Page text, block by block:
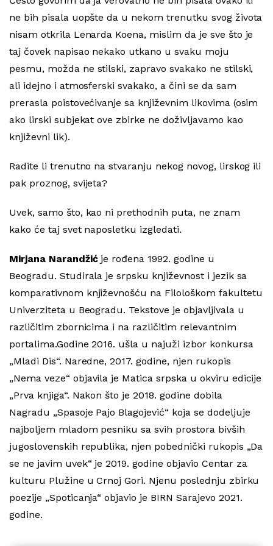
ne bih pisala uopšte da u nekom trenutku svog života
nisam otkrila Lenarda Koena, mislim da je sve što je
taj čovek napisao nekako utkano u svaku moju
pesmu, možda ne stilski, zapravo svakako ne stilski,
ali idejno i atmosferski svakako, a čini se da sam
prerasla poistovećivanje sa književnim likovima (osim
ako lirski subjekat ove zbirke ne doživljavamo kao
književni lik).
Radite li trenutno na stvaranju nekog novog, lirskog ili
pak proznog, svijeta?
Uvek, samo što, kao ni prethodnih puta, ne znam
kako će taj svet naposletku izgledati.
Mirjana Narandžićje rođena 1992. godine u
Beogradu. Studirala je srpsku književnost i jezik sa
komparativnom književnošću na Filološkom fakultetu
Univerziteta u Beogradu. Tekstove je objavljivala u
različitim zbornicima i na različitim relevantnim
portalima.Godine 2016. ušla u najuži izbor konkursa
„Mladi Dis“. Naredne, 2017. godine, njen rukopis
„Nema veze“ objavila je Matica srpska u okviru edicije
„Prva knjiga“. Nakon što je 2018. godine dobila
Nagradu „Spasoje Pajo Blagojević“ koja se dodeljuje
najboljem mladom pesniku sa svih prostora bivših
jugoslovenskih republika, njen pobednički rukopis „Da
se ne javim uvek“ je 2019. godine objavio Centar za
kulturu Plužine u Crnoj Gori. Njenu poslednju zbirku
poezije „Spoticanja“ objavio je BIRN Sarajevo 2021.
godine.